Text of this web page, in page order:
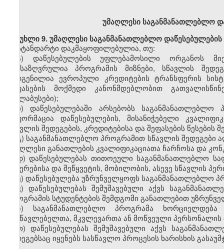
უმაღლესი საგანმანათლებლო
მუხლი9. უმაღლესი საგანმანათლებლო
სტანდარტი დაკმაყოფილებულია, თუ:
ა)
დაწესებულებისუფლებამოსილი ორგანოს
განსაზღვრულია პროგრამის მიზნები, სწავლის
შედგენილია ევროპული კრედიტების ტრანსფერის
შეფასების მოქმედი კანონმდებლობით
(სილაბუსები);
ბ)
დაწესებულებაში არსებობს
ინფორმაცია დაწესებულების, მისანიჭებელი
სწავლის შედეგების, კრედიტებისა და შეფასების წესების
გ) საგანმანათლებლო პროგრამით სწავლის
უმაღლესი განათლების კვალიფიკაციათა ჩარჩოსა და
დ) დაწესებულებას თითოეული საგანმანათლებლო
შეჩერებისა და შეწყვეტის, მობილობის, ასევე სწავლის
ე) დაწესებულება უზრუნველყოფს საგანმანათლებლო
ვ) დაწესებულებას შემუშავებული აქვს
პროგრამის სტუდენტების შემდგომი განათლებით
ზ)
საგანმანათლებლო პროგრამა
მასწავლებელთა, მკვლევართა ან მოწვეული პერსონალის
თ) დაწესებულებას შემუშავებული აქვს
შედეგებსაც იყენებს სასწავლო პროცესის ხარისხის